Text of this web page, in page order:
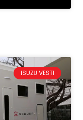
ISUZU VESTI